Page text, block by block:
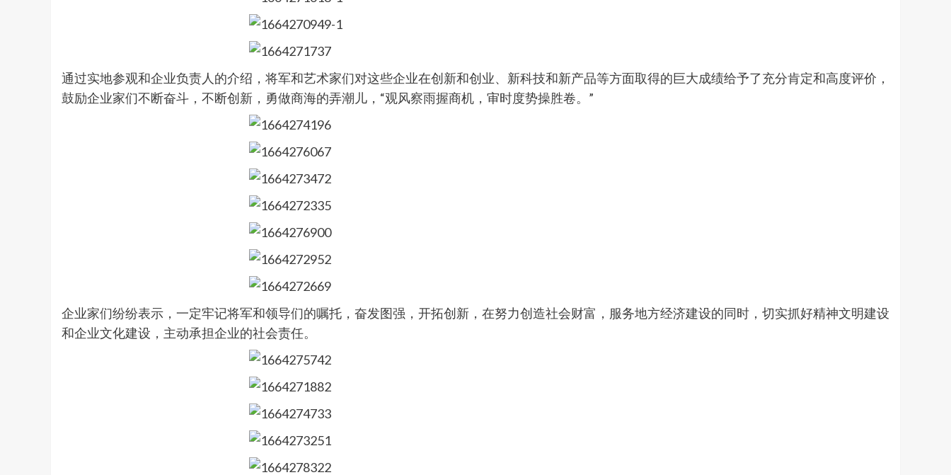
通过实地参观和企业负责人的介绍，将军和艺术家们对这些企业在创新和创业、新科技和新产品等方面取得的巨大成绩给予了充分肯定和高度评价，
鼓励企业家们不断奋斗，不断创新，勇做商海的弄潮儿，“观风察雨握商机，审时度势操胜卷。”
企业家们纷纷表示，一定牢记将军和领导们的嘱托，奋发图强，开拓创新，在努力创造社会财富，服务地方经济建设的同时，切实抓好精神文明建设
和企业文化建设，主动承担企业的社会责任。